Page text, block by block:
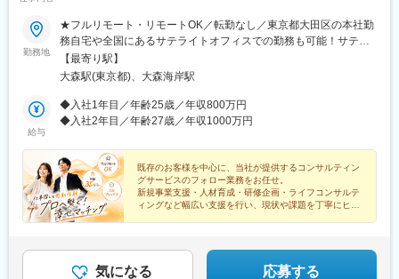
https://www.ccube-consulting.co.jp/case/
＜入社の決め手＞
例１（前職：ITコンサルタント）
「コロナ禍のワクチン接種事業に参画した経験を通じ、社会貢献
への強い思いを再認識。当社の地域活性化の理念に共感し、この
企業で自分の思いを実現できると感じて入社を決意。」
「転職エージェントから地方創生に本気で取り組む会社の設立話
を聞き、興味を持った。当社のビジョンやスタートアップならで
はの魅力に惹かれ、設立時に入社を決意。現在は中堅・中小企業
の力を引き出し、地域社会の課題解決に貢献することに意義を感
じている。」
「市のデジタル政策立案・DX推進を担当する中で、地域活性化に
勤務地
★フルリモート・リモートOK／転勤なし／東京都大田区の本社勤
務自宅や全国にあるサテライトオフィスでの勤務も可能！サテラ
イトオフィスは駅から徒歩5分ほどの立地で好アクセス！好きな場
所を選んで、自由にテレワークもできます。居住はどこでもOK！
【最寄り駅】
大森駅(東京都)、大森海岸駅
給与
◆入社1年目／年齢25歳／年収800万円
◆入社2年目／年齢27歳／年収1000万円
既存のお客様を中心に、当社が提供するコンサルティン
グサービスのフォロー業務をお任せ。
新規事業支援・人材育成・研修企画・ライフコンサルテ
ィングなど幅広い支援を行い、現状や課題を丁寧にヒア
気になる 応募する